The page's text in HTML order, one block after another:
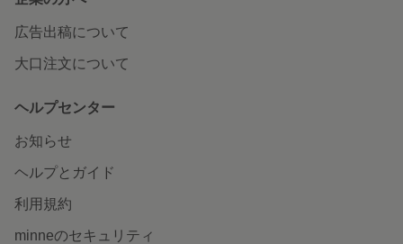
広告出稿について
大口注文について
ヘルプセンター
お知らせ
ヘルプとガイド
利用規約
minneのセキュリティ